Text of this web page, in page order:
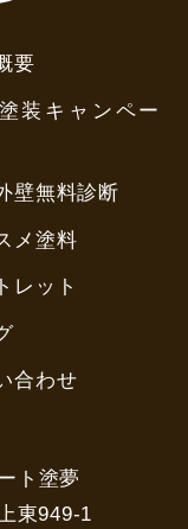
要
装キャンペー
壁無料診断
メ塗料
レット
合わせ
ト塗夢
東949-1